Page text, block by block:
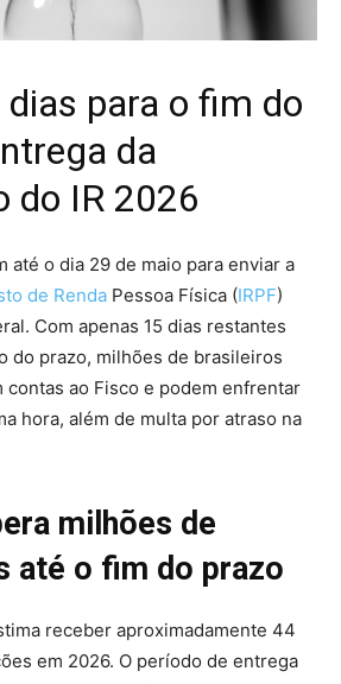
para o fim do
da
do IR 2026
até o dia 29 de maio para enviar a
de Renda Pessoa Física (IRPF)
Com apenas 15 dias restantes
do prazo, milhões de brasileiros
contas ao Fisco e podem enfrentar
hora, além de multa por atraso na
milhões de
até o fim do prazo
receber aproximadamente 44
em 2026. O período de entrega